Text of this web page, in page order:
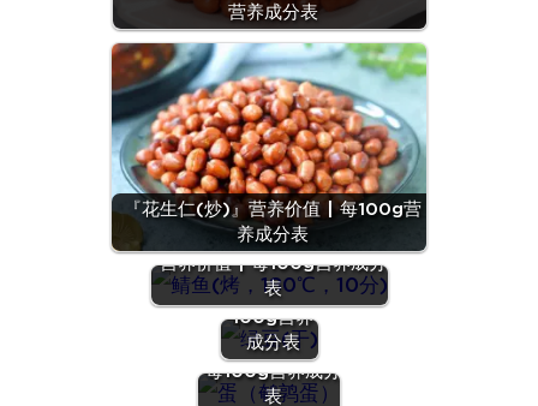
营养成分表
『花生仁(炒)』营养价值 | 每100g营
养成分表
『鲭鱼(烤，180℃，10分)』
营养价值 | 每100g营养成分
表
『绿豆
(干)』营养
价值 | 每
100g营养
成分表
『蛋（鹌鹑
蛋）』营养价值 |
每100g营养成分
表